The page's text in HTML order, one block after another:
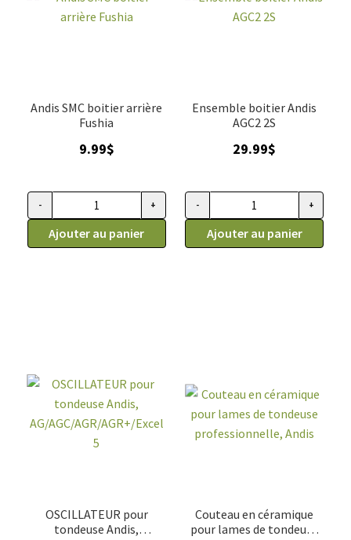
Andis SMC boitier arrière
Fushia
9.99$
quantité de Andis SMC boitier arrière Fushia
- +
Ajouter au panier
Ensemble boitier Andis
AGC2 2S
29.99$
quantité de Ensemble boitier
- +
Ajouter au panier
OSCILLATEUR pour
tondeuse Andis,
Couteau en céramique
pour lames de tondeuse